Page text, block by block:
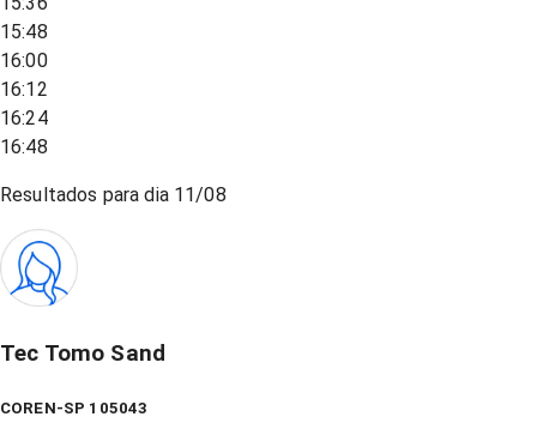
15:48
16:00
16:12
16:24
16:48
Resultados para dia 11/08
Tec Tomo Sand
COREN-SP 105043